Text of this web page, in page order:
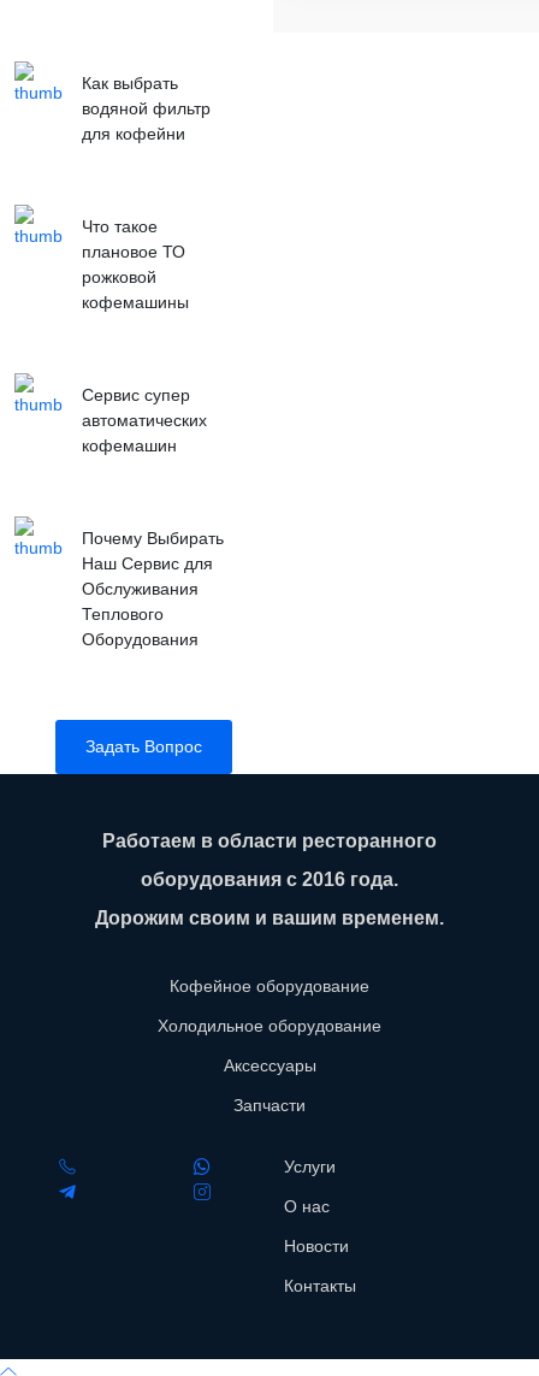
Как выбрать
водяной фильтр
для кофейни
Что такое
плановое ТО
рожковой
кофемашины
Сервис супер
автоматических
кофемашин
Почему Выбирать
Наш Сервис для
Обслуживания
Теплового
Оборудования
Задать Вопрос
Работаем в области ресторанного
оборудования с 2016 года.
Дорожим своим и вашим временем.
Кофейное оборудование
Холодильное оборудование
Аксессуары
Запчасти
Услуги
О нас
Новости
Контакты